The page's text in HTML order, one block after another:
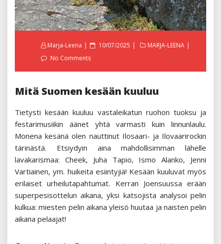
Marja-Leena
Posted
10/07/2025
MARJA-LEENA
No Comments
Mitä Suomen kesään kuuluu
Tietysti kesään kuuluu vastaleikatun ruohon tuoksu ja
festarimusiikin äänet yhtä varmasti kuin linnunlaulu.
Monena kesänä olen nauttinut Ilosaari- ja Ilovaarirockin
tärinästä. Etsiydyin aina mahdollisimman lähelle
lavakarismaa: Cheek, Juha Tapio, Ismo Alanko, Jenni
Vartiainen, ym. huikeita esiintyjiä! Kesään kuuluvat myös
erilaiset urheilutapahtumat. Kerran Joensuussa erään
superpesisottelun aikana, yksi katsojista analysoi pelin
kulkua: miesten pelin aikana yleisö huutaa ja naisten pelin
aikana pelaajat!